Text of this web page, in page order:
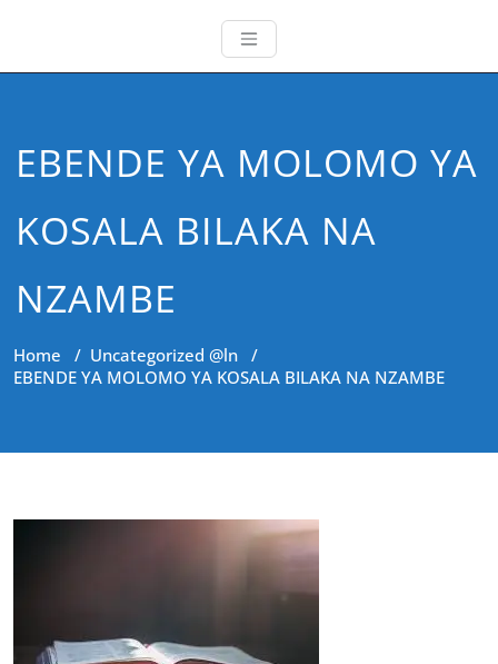
EBENDE YA MOLOMO YA
KOSALA BILAKA NA
NZAMBE
Home / Uncategorized @ln /
EBENDE YA MOLOMO YA KOSALA BILAKA NA NZAMBE